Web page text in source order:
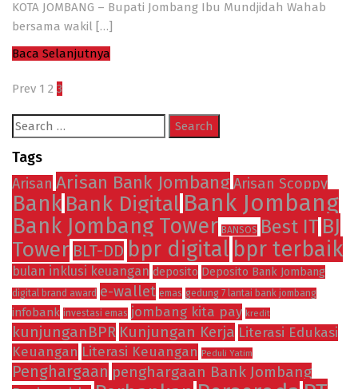
KOTA JOMBANG – Bupati Jombang Ibu Mundjidah Wahab
bersama wakil […]
Baca Selanjutnya
Prev 1 2 3
Search
for:
Tags
Arisan Arisan Bank JombangArisan Scoppy
Bank Bank Digital Bank Jombang
Bank Jombang Tower BANSOS Best IT BJ
Tower BLT-DD bpr digital bpr terbaik
bulan inklusi keuangan deposito Deposito Bank Jombang
digital brand award e-wallet emas gedung 7 lantai bank jombang
infobank investasi emas jombang kita pay kredit
kunjunganBPR Kunjungan Kerja Literasi Edukasi
Keuangan Literasi Keuangan Peduli Yatim
Penghargaan penghargaan Bank Jombang